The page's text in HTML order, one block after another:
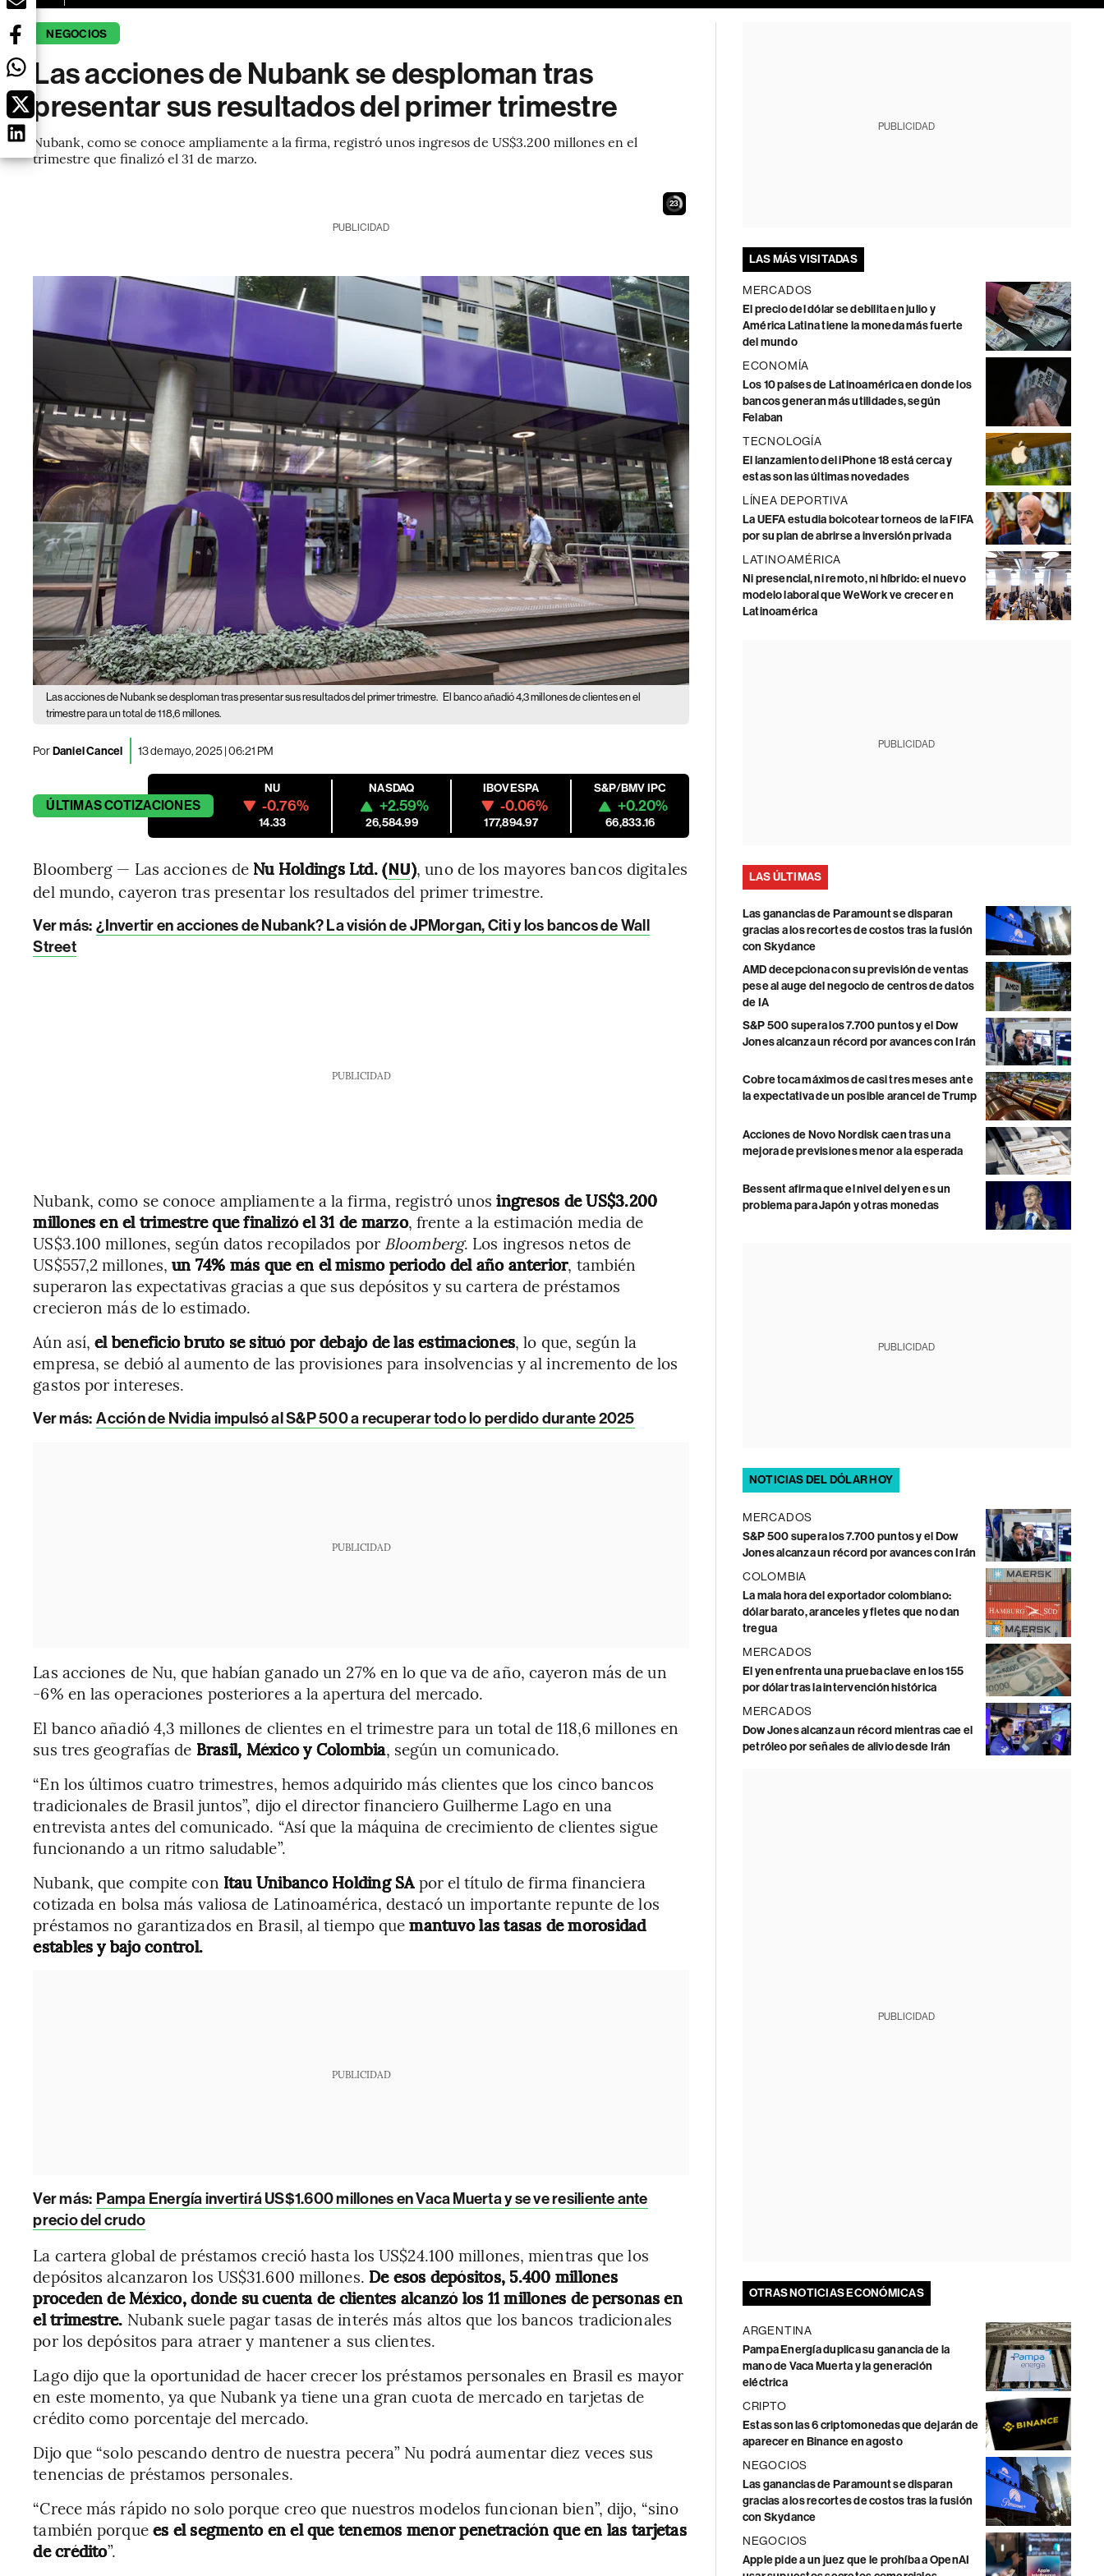
NEGOCIOS
Las acciones de Nubank se desploman tras
presentar sus resultados del primer trimestre
Nubank, como se conoce ampliamente a la firma, registró unos ingresos de US$3.200 millones en el
trimestre que finalizó el 31 de marzo.
21
PUBLICIDAD
Las acciones de Nubank se desploman tras presentar sus resultados del primer trimestre. El banco añadió 4,3 millones de clientes en el
trimestre para un total de 118,6 millones.
PorDaniel Cancel 13 de mayo, 2025 | 06:21 PM
ÚLTIMASCOTIZACIONES
NU
-0.76%
14.33
NASDAQ
+2.59%
26,584.99
IBOVESPA
-0.06%
177,894.97
S&P/BMV IPC
+0.20%
66,833.16
Bloomberg — Las acciones de Nu Holdings Ltd. (NU), uno de los mayores bancos digitales
del mundo, cayeron tras presentar los resultados del primer trimestre.
Ver más: ¿Invertir en acciones de Nubank? La visión de JPMorgan, Citi y los bancos de Wall
Street
PUBLICIDAD
Nubank, como se conoce ampliamente a la firma, registró unosingresos de US$3.200
millones en el trimestre que finalizó el 31 de marzo, frente a la estimación media de
US$3.100 millones, según datos recopilados por Bloomberg. Los ingresos netos de
US$557,2 millones,un 74% más que en el mismo periodo del año anterior, también
superaron las expectativas gracias a que sus depósitos y su cartera de préstamos
crecieron más de lo estimado.
Aún así,el beneficio bruto se situó por debajo de las estimaciones, lo que, según la
empresa, se debió al aumento de las provisiones para insolvencias y al incremento de los
gastos por intereses.
Ver más: Acción de Nvidia impulsó al S&P 500 a recuperar todo lo perdido durante 2025
PUBLICIDAD
Las acciones de Nu, que habían ganado un 27% en lo que va de año, cayeron más de un
-6% en las operaciones posteriores a la apertura del mercado.
El banco añadió 4,3 millones de clientes en el trimestre para un total de 118,6 millones en
sus tres geografías de Brasil, México y Colombia, según un comunicado.
“En los últimos cuatro trimestres, hemos adquirido más clientes que los cinco bancos
tradicionales de Brasil juntos”, dijo el director financiero Guilherme Lago en una
entrevista antes del comunicado. “Así que la máquina de crecimiento de clientes sigue
funcionando a un ritmo saludable”.
Nubank, que compite con Itau Unibanco Holding SApor el título de firma financiera
cotizada en bolsa más valiosa de Latinoamérica, destacó un importante repunte de los
préstamos no garantizados en Brasil, al tiempo quemantuvo las tasas de morosidad
estables y bajo control.
PUBLICIDAD
Ver más: Pampa Energía invertirá US$1.600 millones en Vaca Muerta y se ve resiliente ante
precio del crudo
La cartera global de préstamos creció hasta los US$24.100 millones, mientras que los
depósitos alcanzaron los US$31.600 millones. De esos depósitos, 5.400 millones
proceden de México, donde su cuenta de clientes alcanzó los 11 millones de personas en
el trimestre. Nubank suele pagar tasas de interés más altos que los bancos tradicionales
por los depósitos para atraer y mantener a sus clientes.
Lago dijo que la oportunidad de hacer crecer los préstamos personales en Brasil es mayor
en este momento, ya que Nubank ya tiene una gran cuota de mercado en tarjetas de
crédito como porcentaje del mercado.
Dijo que “solo pescando dentro de nuestra pecera” Nu podrá aumentar diez veces sus
tenencias de préstamos personales.
“Crece más rápido no solo porque creo que nuestros modelos funcionan bien”, dijo, “sino
también porquees el segmento en el que tenemos menor penetración que en las tarjetas
de crédito”.
PUBLICIDAD
LAS MÁS VISITADAS
MERCADOS
El precio del dólar se debilita en julio y
América Latina tiene la moneda más fuerte
del mundo
ECONOMÍA
Los 10 países de Latinoamérica en donde los
bancos generan más utilidades, según
Felaban
TECNOLOGÍA
El lanzamiento del iPhone 18 está cerca y
estas son las últimas novedades
LÍNEA DEPORTIVA
La UEFA estudia boicotear torneos de la FIFA
por su plan de abrirse a inversión privada
LATINOAMÉRICA
Ni presencial, ni remoto, ni híbrido: el nuevo
modelo laboral que WeWork ve crecer en
Latinoamérica
PUBLICIDAD
LAS ÚLTIMAS
Las ganancias de Paramount se disparan
gracias a los recortes de costos tras la fusión
con Skydance
AMD decepciona con su previsión de ventas
pese al auge del negocio de centros de datos
de IA
S&P 500 supera los 7.700 puntos y el Dow
Jones alcanza un récord por avances con Irán
Cobre toca máximos de casi tres meses ante
la expectativa de un posible arancel de Trump
Acciones de Novo Nordisk caen tras una
mejora de previsiones menor a la esperada
Bessent afirma que el nivel del yen es un
problema para Japón y otras monedas
PUBLICIDAD
NOTICIAS DEL DÓLAR HOY
MERCADOS
S&P 500 supera los 7.700 puntos y el Dow
Jones alcanza un récord por avances con Irán
COLOMBIA
La mala hora del exportador colombiano:
dólar barato, aranceles y fletes que no dan
tregua
MERCADOS
El yen enfrenta una prueba clave en los 155
por dólar tras la intervención histórica
MERCADOS
Dow Jones alcanza un récord mientras cae el
petróleo por señales de alivio desde Irán
PUBLICIDAD
OTRAS NOTICIAS ECONÓMICAS
ARGENTINA
Pampa Energía duplica su ganancia de la
mano de Vaca Muerta y la generación
eléctrica
CRIPTO
Estas son las 6 criptomonedas que dejarán de
aparecer en Binance en agosto
NEGOCIOS
Las ganancias de Paramount se disparan
gracias a los recortes de costos tras la fusión
con Skydance
NEGOCIOS
Apple pide a un juez que le prohíba a OpenAI